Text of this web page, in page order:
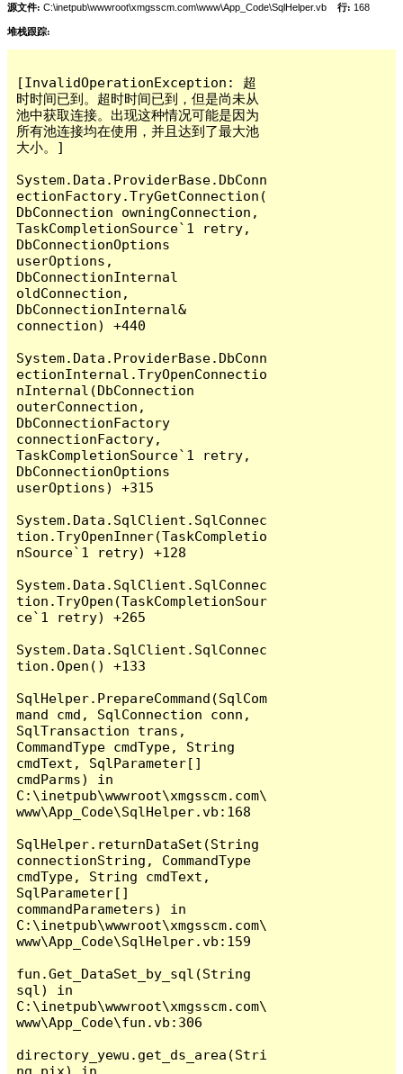
源文件: C:\inetpub\wwwroot\xmgsscm.com\www\App_Code\SqlHelper.vb 行: 168
堆栈跟踪:
[InvalidOperationException: 超
时时间已到。超时时间已到，但是尚未从
池中获取连接。出现这种情况可能是因为
所有池连接均在使用，并且达到了最大池
大小。]
System.Data.ProviderBase.DbConn
ectionFactory.TryGetConnection(
DbConnection owningConnection,
TaskCompletionSource`1 retry,
DbConnectionOptions
userOptions,
DbConnectionInternal
oldConnection,
DbConnectionInternal&
connection) +440
System.Data.ProviderBase.DbConn
ectionInternal.TryOpenConnectio
nInternal(DbConnection
outerConnection,
DbConnectionFactory
connectionFactory,
TaskCompletionSource`1 retry,
DbConnectionOptions
userOptions) +315
System.Data.SqlClient.SqlConnec
tion.TryOpenInner(TaskCompletio
nSource`1 retry) +128
System.Data.SqlClient.SqlConnec
tion.TryOpen(TaskCompletionSour
ce`1 retry) +265
System.Data.SqlClient.SqlConnec
tion.Open() +133
SqlHelper.PrepareCommand(SqlCom
mand cmd, SqlConnection conn,
SqlTransaction trans,
CommandType cmdType, String
cmdText, SqlParameter[]
cmdParms) in
C:\inetpub\wwwroot\xmgsscm.com\
www\App_Code\SqlHelper.vb:168
SqlHelper.returnDataSet(String
connectionString, CommandType
cmdType, String cmdText,
SqlParameter[]
commandParameters) in
C:\inetpub\wwwroot\xmgsscm.com\
www\App_Code\SqlHelper.vb:159
fun.Get_DataSet_by_sql(String
sql) in
C:\inetpub\wwwroot\xmgsscm.com\
www\App_Code\fun.vb:306
directory_yewu.get_ds_area(Stri
ng pix) in